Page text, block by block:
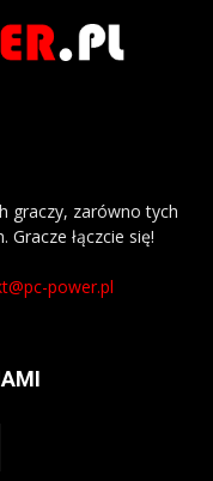
graczy, zarówno tych
łączcie się!
power.pl